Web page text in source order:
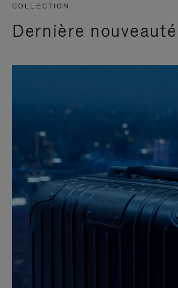
COLLECTION
Dernière nouveauté